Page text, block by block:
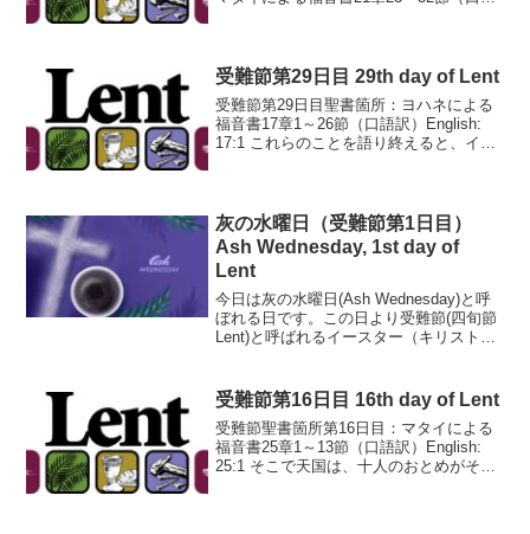
受難節第29日目 29th day of Lent
受難節第29日目聖書箇所：ヨハネによる
福音書17章1～26節（口語訳）English:
17:1 これらのことを語り終えると、イエ
て...
灰の水曜日（受難節第1日目）
Ash Wednesday, 1st day of
Lent
今日は灰の水曜日(Ash Wednesday)と呼
ぼれる日です。この日より受難節(四旬節
Lent)と呼ばれるイースター（キリスト・
す。どうぞ、受難節聖書プランで聖書
を...
受難節第16日目 16th day of Lent
受難節聖書箇所第16日目：マタイによる
福音書25章1～13節（口語訳）English:
25:1 そこで天国は、十人のおとめがそれ